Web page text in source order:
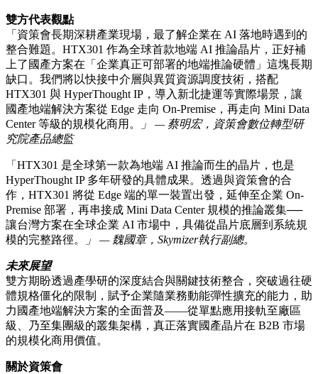
雙方代表觀點
「資策會長期深耕產業現場，最了解企業在 AI 落地時遇到的
整合難題。HTX301 作為全球首款地端 AI 推論晶片，正好補
上了國產方案在「企業真正可部署的地端推論硬體」這塊長期
缺口。我們將以快接中介層與異質資源調度技術，搭配
HTX301 與 HyperThought IP，導入新北捷運等實際場景，讓
國產地端解決方案從 Edge 走向 On-Premise，再走向 Mini Data
Center 等級的規模化商用。
」 — 蔡明宏，資策會數位轉型研
究院產品總監
「HTX301 是全球第一款為地端 AI 推論而生的晶片，也是
HyperThought IP 多年研發的具體成果。透過與資策會的合
作，HTX301 將從 Edge 端的單一裝置出發，延伸至企業 On-
Premise 部署，再串接成 Mini Data Center 規模的推論叢集──
讓台灣方案在全球企業 AI 市場中，具備從晶片底層到系統規
模的完整路徑。
」 — 魏國章，Skymizer執行副總。
未來展望
雙方期盼透過產學研的深度結合與關鍵技術整合，突破過往硬
體規格僵化的限制，賦予企業隨業務動能彈性擴充的能力，助
力國產地端解決方案的全面普及——從單點應用接軌至廠區
級、乃至集團級的叢集架構，真正落實國產晶片在 B2B 市場
的規模化商用價值。
關於資策會